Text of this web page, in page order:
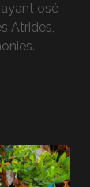
osé
Atrides,